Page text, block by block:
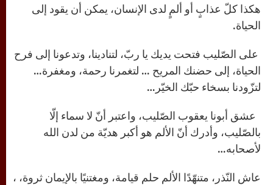
هكذا كلّ عذابٍ أو ألمٍ لدى الإنسان، يمكن أن يقود إلى
الحياة.
على الصّليب فتحت يديك يا ربّ، لتنادينا، وتدعونا إلى فرح
الحياة، إلى حضنك المريح … لتغمرنا رحمة، ومغفرة…
لتزّودنا بسخاء حبّك الخيّر…
عشق أبونا يعقوب الصّليب، واعتبر أنّ لا سماء إلّا
بالصّليب، وأدرك أنّ الألم هو أكبر هديّة من لدن الله
لأصحابه…
عاش النّذر، متنهّدًا الألم حلم قيامة، ومغتنيًا بالإيمان ثروة، ،